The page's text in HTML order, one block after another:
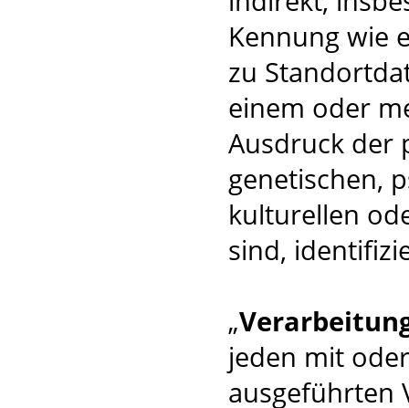
Kennung wie
zu
einem oder
Ausdruck der
genetischen,
kulturellen
sind,
„
jeden mit
ausgeführten